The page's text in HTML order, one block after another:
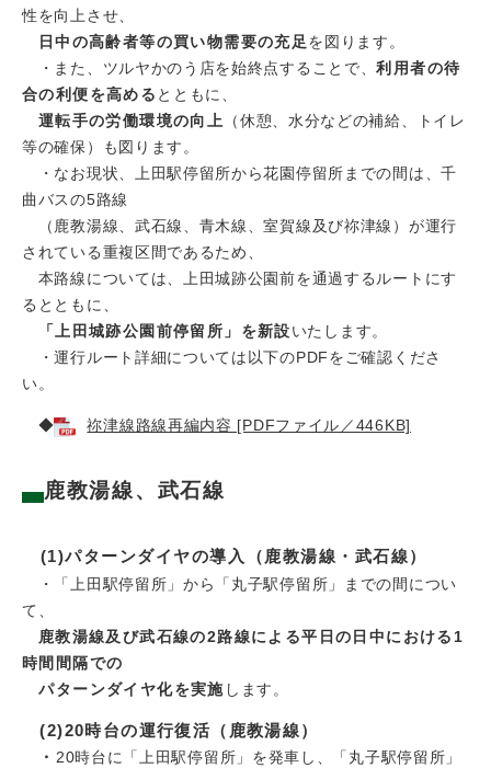
性を向上させ、
日中の高齢者等の買い物需要の充足を図ります。
​・また、ツルヤかのう店を始終点することで、利用者の待
合の利便を高める とともに、
運転手の労働環境の向上 （休憩、水分などの補給、トイレ
等の確保）も図ります。
・なお現状、上田駅停留所から花園停留所までの間は、千
曲バスの5路線
（鹿教湯線、武石線、青木線、室賀線及び祢津線）が運行
されている重複区間であるため、
本路線については、上田城跡公園前を通過するルートにす
るとともに、
「上田城跡公園前停留所」を新設いたします。
​ ・運行ルート詳細については以下のPDFをご確認くださ
い。
◆ 祢津線路線再編内容 [PDFファイル／446KB]
鹿教湯線、武石線
(1)パターンダイヤの導入（鹿教湯線・武石線）
・「上田駅停留所」から「丸子駅停留所」までの間につい
て、
鹿教湯線及び武石線の2路線による平日の日中における1
時間間隔での
パターンダイヤ化を実施 します。
(2)20時台の運行復活（鹿教湯線）
・ 20時台に「上田駅停留所」を発車し、「丸子駅停留所」